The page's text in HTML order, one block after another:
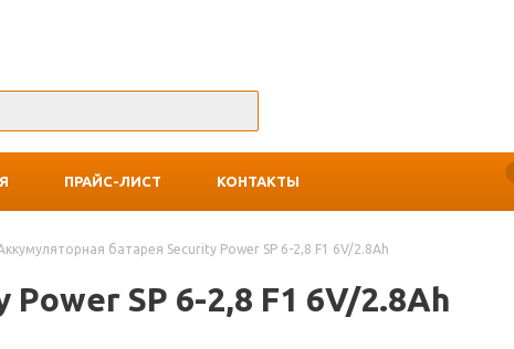
ПРАЙС-ЛИСТ КОНТАКТЫ
батарея Security Power SP 6-2,8 F1 6V/2.8Ah
SP 6-2,8 F1 6V/2.8Ah